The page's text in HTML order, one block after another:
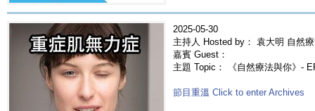
2025-05-30
主持人 Hosted by： 袁大明 自然
嘉賓 Guest：
主題 Topic： 《自然療法與你》-
節目重溫 Click to enter Archives